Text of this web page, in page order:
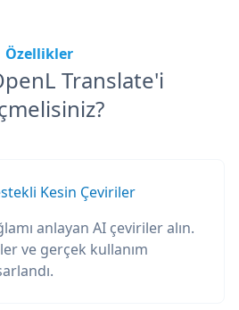
Özellikler
Translate'i
Kesin Çeviriler
anlayan AI çeviriler alın.
ve gerçek kullanım